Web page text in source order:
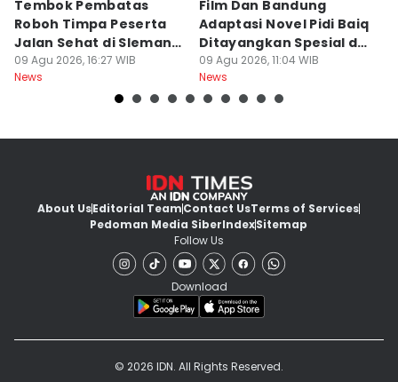
Tembok Pembatas
Roboh Timpa Peserta
Jalan Sehat di Sleman,
10 Orang Luka
09 Agu 2026, 16:27 WIB
News
Film Dan Bandung
Adaptasi Novel Pidi Baiq
Ditayangkan Spesial di
Jogja
09 Agu 2026, 11:04 WIB
News
About UsEditorial TeamContact UsTerms of Services
Pedoman Media SiberIndexSitemap
Follow Us
Download
© 2026 IDN. All Rights Reserved.